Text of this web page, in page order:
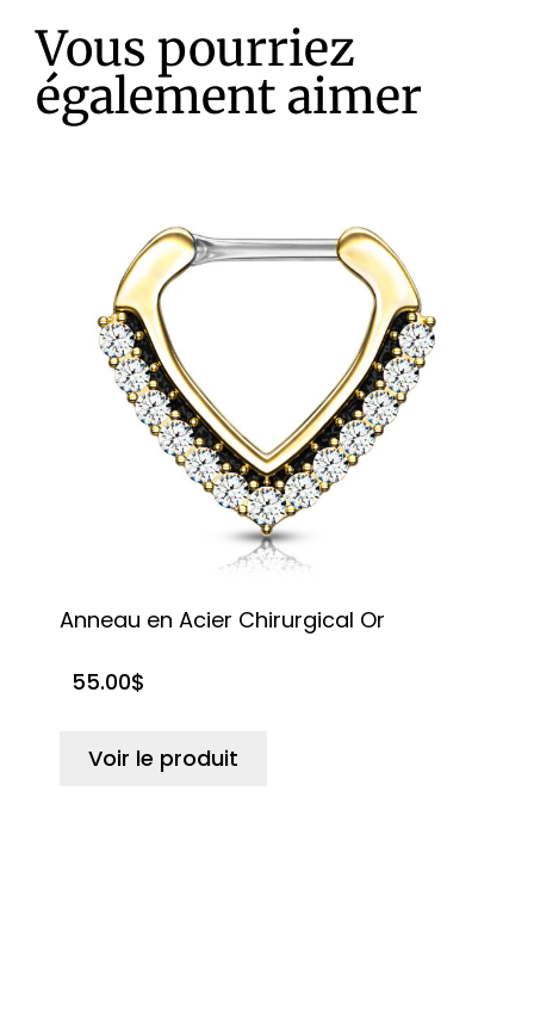
Vous pourriez
également aimer
Anneau en Acier Chirurgical Or
55.00$
Voir le produit